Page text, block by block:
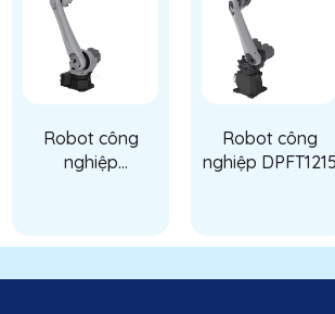
Robot công
nghiệp
Robot công
nghiệp DPFT1215